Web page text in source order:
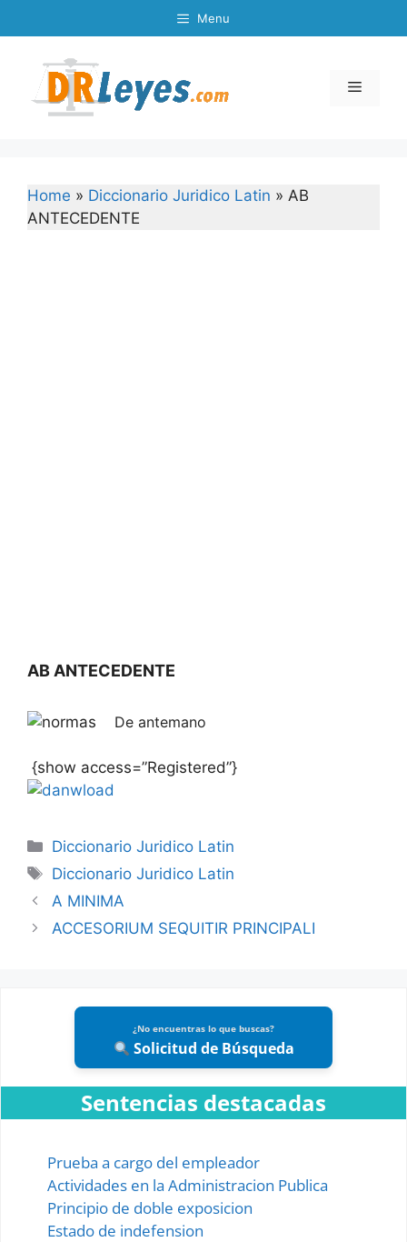
to
Menu
Menu
Home » Diccionario Juridico Latin » AB
ANTECEDENTE
AB ANTECEDENTE
De antemano
{show access=”Registered”}
Categories
Diccionario Juridico Latin
Tags
Diccionario Juridico Latin
A MINIMA
ACCESORIUM SEQUITIR PRINCIPALI
¿No encuentras lo que buscas?
Solicitud de Búsqueda
Sentencias destacadas
Prueba a cargo del empleador
Actividades en la Administracion Publica
Principio de doble exposicion
Estado de indefension